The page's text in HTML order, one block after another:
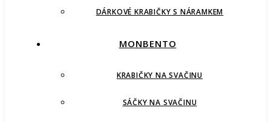
DÁRKOVÉ KRABIČKY S NÁRAMKEM
MONBENTO
KRABIČKY NA SVAČINU
SÁČKY NA SVAČINU